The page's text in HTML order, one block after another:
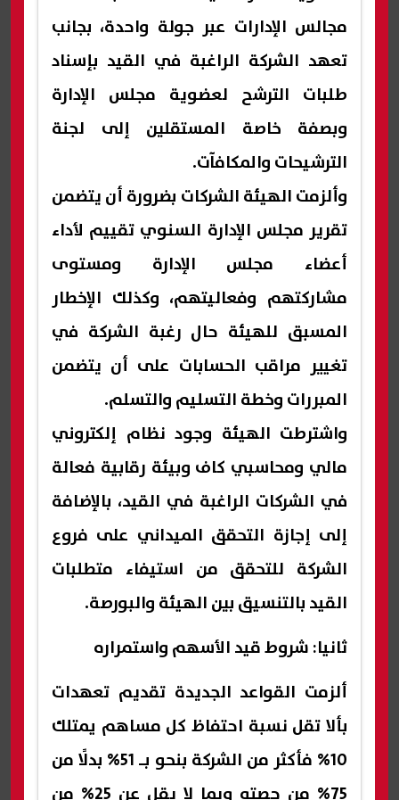
مجالس الإدارات عبر جولة واحدة، بجانب
تعهد الشركة الراغبة في القيد بإسناد
طلبات الترشح لعضوية مجلس الإدارة
وبصفة خاصة المستقلين إلى لجنة
الترشيحات والمكافآت.
وألزمت الهيئة الشركات بضرورة أن يتضمن
تقرير مجلس الإدارة السنوي تقييم لأداء
أعضاء مجلس الإدارة ومستوى
مشاركتهم وفعاليتهم، وكذلك الإخطار
المسبق للهيئة حال رغبة الشركة في
تغيير مراقب الحسابات على أن يتضمن
المبررات وخطة التسليم والتسلم.
واشترطت الهيئة وجود نظام إلكتروني
مالي ومحاسبي كاف وبيئة رقابية فعالة
في الشركات الراغبة في القيد، بالإضافة
إلى إجازة التحقق الميداني على فروع
الشركة للتحقق من استيفاء متطلبات
القيد بالتنسيق بين الهيئة والبورصة.
ثانيا: شروط قيد الأسهم واستمراره
ألزمت القواعد الجديدة تقديم تعهدات
بألا تقل نسبة احتفاظ كل مساهم يمتلك
10% فأكثر من الشركة بنحو بـ 51% بدلًا من
75% من حصته وبما لا يقل عن 25% من